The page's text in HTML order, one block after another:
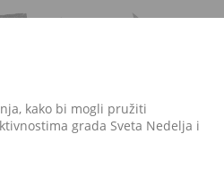
kako bi mogli pružiti
grada Sveta Nedelja i